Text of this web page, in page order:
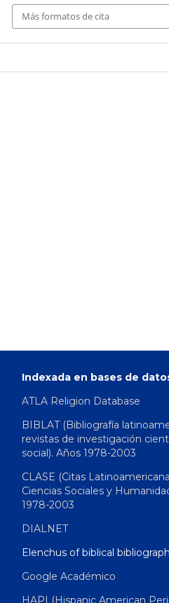
Más formatos de cita
Indexada en bases de
ATLA Religion Database
BIBLAT (Bibliografía
revistas de investigación
social). Años 1978-2003
CLASE (Citas
Ciencias Sociales y
1978-2003
DIALNET
Elenchus of biblical
Google Académico
HAPI (Hispanic American